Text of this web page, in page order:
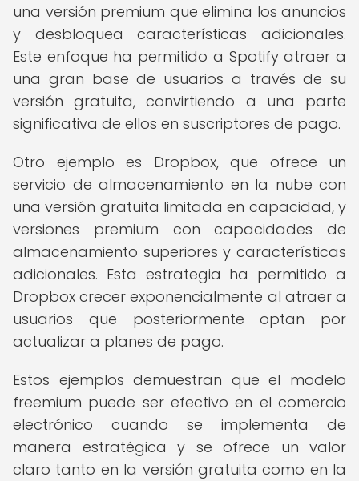
una versión premium que elimina los anuncios
y desbloquea características adicionales.
Este enfoque ha permitido a Spotify atraer a
una gran base de usuarios a través de su
versión gratuita, convirtiendo a una parte
significativa de ellos en suscriptores de pago.
Otro ejemplo es Dropbox, que ofrece un
servicio de almacenamiento en la nube con
una versión gratuita limitada en capacidad, y
versiones premium con capacidades de
almacenamiento superiores y características
adicionales. Esta estrategia ha permitido a
Dropbox crecer exponencialmente al atraer a
usuarios que posteriormente optan por
actualizar a planes de pago.
Estos ejemplos demuestran que el modelo
freemium puede ser efectivo en el comercio
electrónico cuando se implementa de
manera estratégica y se ofrece un valor
claro tanto en la versión gratuita como en la